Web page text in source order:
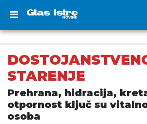
STARENJE
Prehrana, hidracija,
otpornost ključ su
osoba